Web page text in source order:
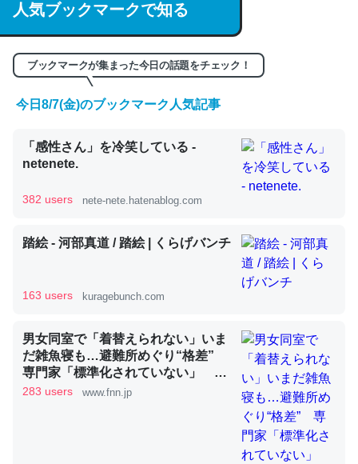
/064121
─GPTの仕組みと限界についての考察（１） - conceptualization
くらい。小説でいう「ずっと前の伏線」は回収されないけ
ど、短期記憶というには多い分量。進化すればするほど分
コオロギのカルシウム分はエビの600分の1程度。
─ニュース :: 【研究発表】昆虫学の大問題＝「昆虫はなぜ海にいな
いのか」に関する新仮説
人気ブックマークで知る
ブックマークが集まった今日の話題をチェック！
今日8/7(金)のブックマーク人気記事
「感性さん」を冷笑している -
netenete.
382 users nete-nete.hatenablog.com
踏絵 - 河部真道 / 踏絵 | くらげバンチ
163 users kuragebunch.com
男女同室で「着替えられない」いま
だ雑魚寝も…避難所めぐり“格差”
専門家「標準化されていない」 令
和8年熊本地震｜FNNプライムオン
283 users www.fnn.jp